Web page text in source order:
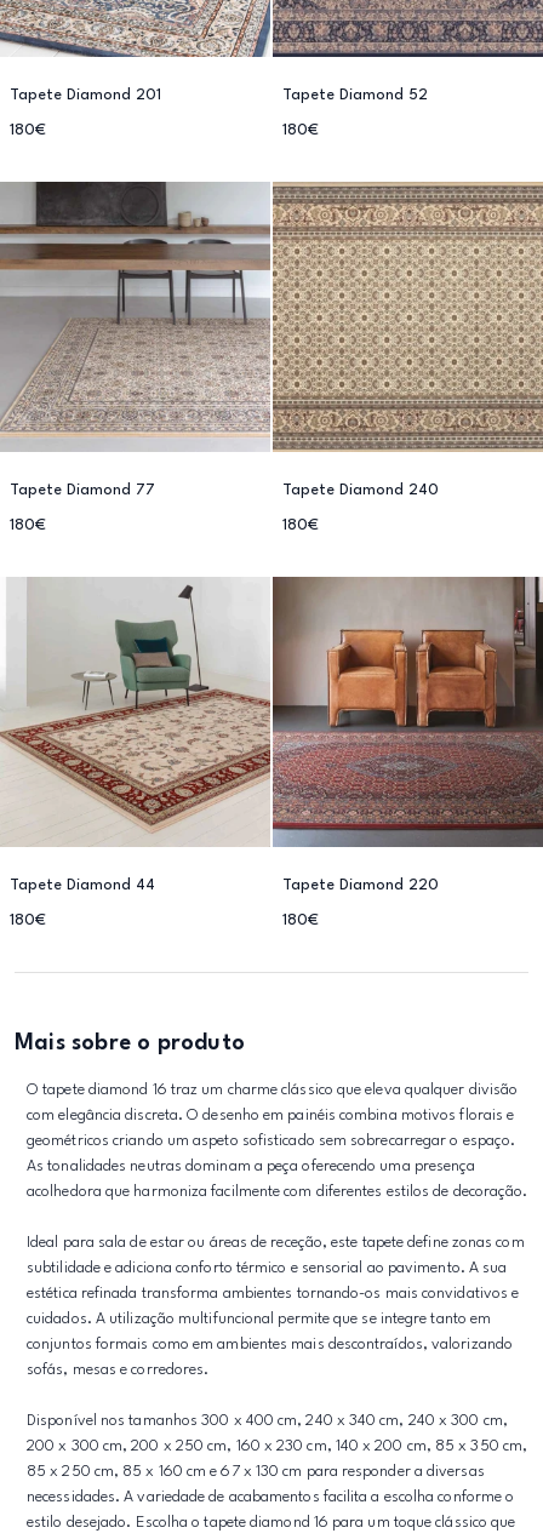
Tapete Diamond 201
180€
Tapete Diamond 52
180€
Tapete Diamond 77
180€
Tapete Diamond 240
180€
Tapete Diamond 44
180€
Tapete Diamond 220
180€
Mais sobre o produto
O tapete diamond 16 traz um charme clássico que eleva qualquer divisão
com elegância discreta. O desenho em painéis combina motivos florais e
geométricos criando um aspeto sofisticado sem sobrecarregar o espaço.
As tonalidades neutras dominam a peça oferecendo uma presença
acolhedora que harmoniza facilmente com diferentes estilos de decoração.
Ideal para sala de estar ou áreas de receção, este tapete define zonas com
subtilidade e adiciona conforto térmico e sensorial ao pavimento. A sua
estética refinada transforma ambientes tornando-os mais convidativos e
cuidados. A utilização multifuncional permite que se integre tanto em
conjuntos formais como em ambientes mais descontraídos, valorizando
sofás, mesas e corredores.
Disponível nos tamanhos 300 x 400 cm, 240 x 340 cm, 240 x 300 cm,
200 x 300 cm, 200 x 250 cm, 160 x 230 cm, 140 x 200 cm, 85 x 350 cm,
85 x 250 cm, 85 x 160 cm e 67 x 130 cm para responder a diversas
necessidades. A variedade de acabamentos facilita a escolha conforme o
estilo desejado. Escolha o tapete diamond 16 para um toque clássico que